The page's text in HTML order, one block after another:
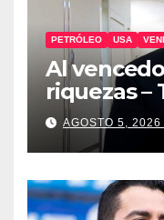
PETRÓLEO USA
Al
riquezas –
AGOSTO 5, 2026